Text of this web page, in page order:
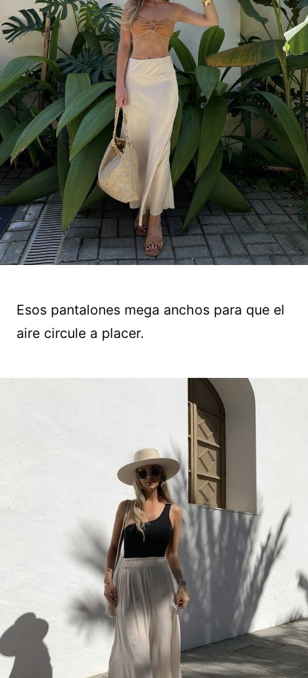
Esos pantalones mega anchos para que el
aire circule a placer.